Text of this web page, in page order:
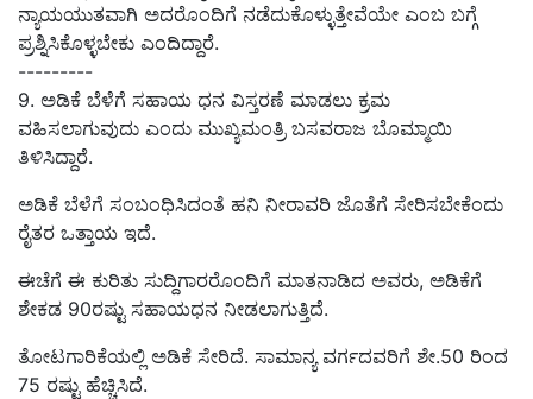
ನ್ಯಾಯಯುತವಾಗಿ ಅದರೊಂದಿಗೆ ನಡೆದುಕೊಳ್ಳುತ್ತೇವೆಯೇ ಎಂಬ ಬಗ್ಗೆ
ಪ್ರಶ್ನಿಸಿಕೊಳ್ಳಬೇಕು ಎಂದಿದ್ದಾರೆ.
---------
9. ಅಡಿಕೆ ಬೆಳೆಗೆ ಸಹಾಯ ಧನ ವಿಸ್ತರಣೆ ಮಾಡಲು ಕ್ರಮ
ವಹಿಸಲಾಗುವುದು ಎಂದು ಮುಖ್ಯಮಂತ್ರಿ ಬಸವರಾಜ ಬೊಮ್ಮಾಯಿ
ತಿಳಿಸಿದ್ದಾರೆ.
ಅಡಿಕೆ ಬೆಳೆಗೆ ಸಂಬಂಧಿಸಿದಂತೆ ಹನಿ ನೀರಾವರಿ ಜೊತೆಗೆ ಸೇರಿಸಬೇಕೆಂದು
ರೈತರ ಒತ್ತಾಯ ಇದೆ.
ಈಚೆಗೆ ಈ ಕುರಿತು ಸುದ್ದಿಗಾರರೊಂದಿಗೆ ಮಾತನಾಡಿದ ಅವರು, ಅಡಿಕೆಗೆ
ಶೇಕಡ 90ರಷ್ಟು ಸಹಾಯಧನ ನೀಡಲಾಗುತ್ತಿದೆ.
ತೋಟಗಾರಿಕೆಯಲ್ಲಿ ಅಡಿಕೆ ಸೇರಿದೆ. ಸಾಮಾನ್ಯ ವರ್ಗದವರಿಗೆ ಶೇ.50 ರಿಂದ
75 ರಷ್ಟು ಹೆಚ್ಚಿಸಿದೆ.